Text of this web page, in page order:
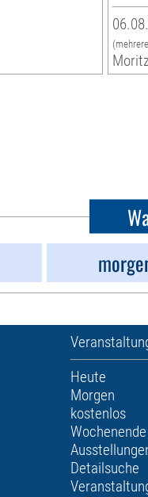
Heute
Morgen
kostenlos
Wochenende
Detailsuche